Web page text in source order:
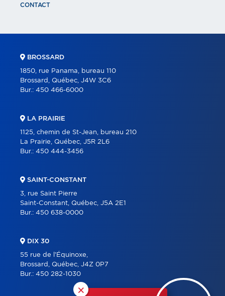
×
CONTACT
BROSSARD
1850, rue Panama, bureau 110
Brossard, Québec, J4W 3C6
Bur.: 450 466-6000
LA PRAIRIE
1125, chemin de St-Jean, bureau 210
La Prairie, Québec, J5R 2L6
Bur.: 450 444-3456
SAINT-CONSTANT
3, rue Saint Pierre
Saint-Constant, Québec, J5A 2E1
Bur.: 450 638-0000
DIX 30
55 rue de l'Équinoxe,
Brossard, Québec, J4Z 0P7
Bur.: 450 282-1030